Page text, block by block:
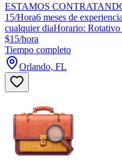
ESTAMOS
15/Hora6 meses de
cualquier diaHorario:
$15/hora
Tiempo completo
Orlando, FL